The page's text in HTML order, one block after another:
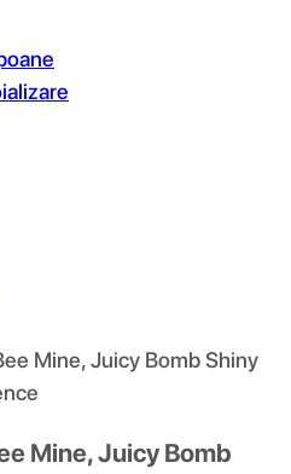
Mine, Juicy Bomb Shiny
Mine, Juicy Bomb